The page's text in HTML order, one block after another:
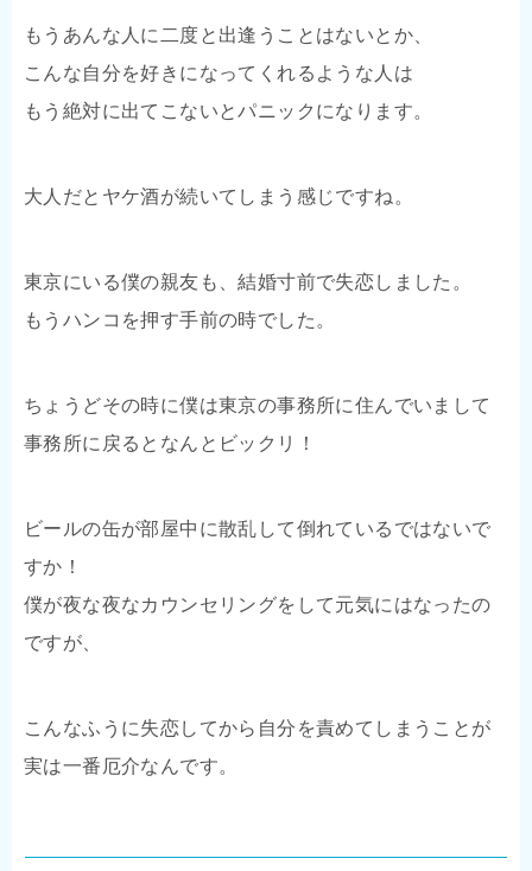
もうあんな人に二度と出逢うことはないとか、
こんな自分を好きになってくれるような人は
もう絶対に出てこないとパニックになります。
大人だとヤケ酒が続いてしまう感じですね。
東京にいる僕の親友も、結婚寸前で失恋しました。
もうハンコを押す手前の時でした。
ちょうどその時に僕は東京の事務所に住んでいまして
事務所に戻るとなんとビックリ！
ビールの缶が部屋中に散乱して倒れているではないで
すか！
僕が夜な夜なカウンセリングをして元気にはなったの
ですが、
こんなふうに失恋してから自分を責めてしまうことが
実は一番厄介なんです。